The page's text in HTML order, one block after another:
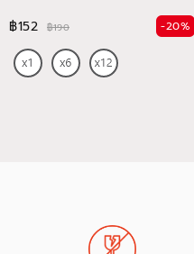
฿152 ฿190 -20%